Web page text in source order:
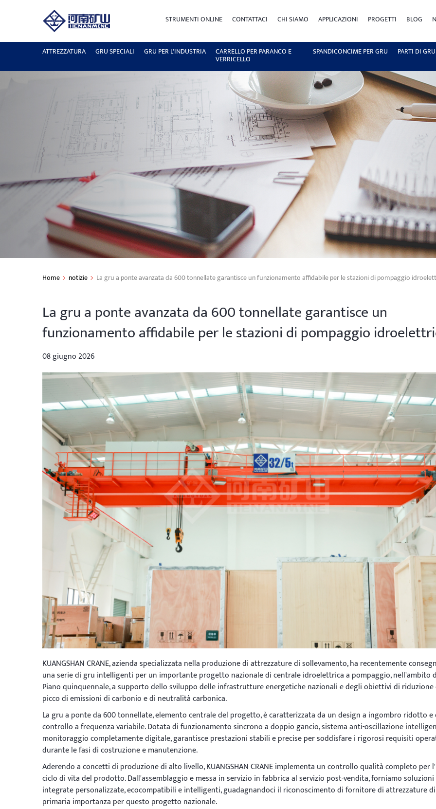
STRUMENTI ONLINE CONTATTACI CHI SIAMO APPLICAZIONI PROGETTI BLOG
ATTREZZATURA GRU SPECIALI GRU PER L'INDUSTRIA CARRELLO PER PARANCO E
VERRICELLO
SPANDICONCIME PER GRU PARTI DI GRU
Home notizie La gru a ponte avanzata da 600 tonnellate garantisce un funzionamento affidabile per le stazioni di pompaggio
La gru a ponte avanzata da 600 tonnellate garantisce un
funzionamento affidabile per le stazioni di pompaggio
08 giugno 2026
KUANGSHAN CRANE, azienda specializzata nella produzione di attrezzature di sollevamento, ha recentemente
una serie di gru intelligenti per un importante progetto nazionale di centrale idroelettrica a pompaggio, nell'ambito
Piano quinquennale, a supporto dello sviluppo delle infrastrutture energetiche nazionali e degli obiettivi di riduzione
picco di emissioni di carbonio e di neutralità carbonica.
La gru a ponte da 600 tonnellate, elemento centrale del progetto, è caratterizzata da un design a ingombro ridotto e
controllo a frequenza variabile. Dotata di funzionamento sincrono a doppio gancio, sistema anti-oscillazione
monitoraggio completamente digitale, garantisce prestazioni stabili e precise per soddisfare i rigorosi requisiti
durante le fasi di costruzione e manutenzione.
Aderendo a concetti di produzione di alto livello, KUANGSHAN CRANE implementa un controllo qualità completo per
ciclo di vita del prodotto. Dall'assemblaggio e messa in servizio in fabbrica al servizio post-vendita, forniamo soluzioni
integrate personalizzate, ecocompatibili e intelligenti, guadagnandoci il riconoscimento di fornitore di attrezzature di
primaria importanza per questo progetto nazionale.